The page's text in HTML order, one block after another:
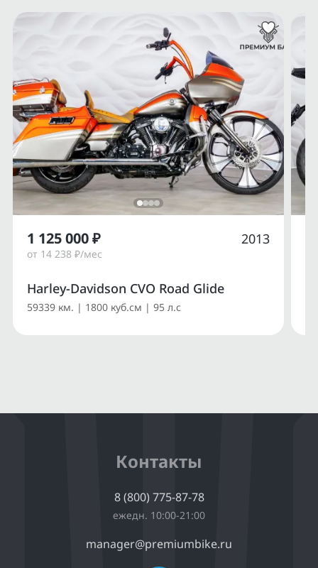
Harley-Davidson CVO Road Glide
59339 км. | 1800 куб.см | 95 л.с
1 125 000 ₽
от 14 238 ₽/мес
2013
Контакты
8 (800) 775-87-78
ежедн. 10:00-21:00
manager@premiumbike.ru